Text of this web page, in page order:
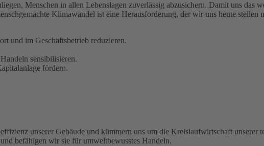
Menschen in allen Lebenslagen zuverlässig abzusichern. Damit uns das
Klimawandel ist eine Herausforderung, der wir uns heute stellen
und im Geschäftsbetrieb reduzieren.
sensibilisieren.
fördern.
unserer Gebäude und kümmern uns um die Kreislaufwirtschaft unserer
befähigen wir sie für umweltbewusstes Handeln.